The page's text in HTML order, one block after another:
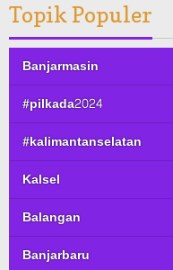
Topik Populer
Banjarmasin
#pilkada2024
#kalimantanselatan
Kalsel
Balangan
Banjarbaru